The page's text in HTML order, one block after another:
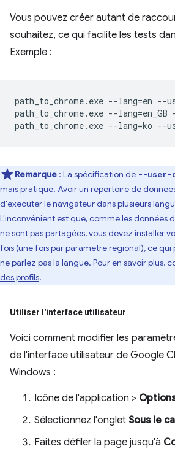
Vous pouvez créer autant de
souhaitez, ce qui facilite les tests
Exemple :
path_to_chrome.exe --lang=en
path_to_chrome.exe --
Remarque : La spécification de --user-
mais pratique. Avoir un répertoire de
d'exécuter le navigateur dans plusieurs
L'inconvénient est que, comme les données
ne sont pas partagées, vous devez installer
fois (une fois par paramètre régional), ce qui
ne parlez pas la langue. Pour en savoir plus,
des profils.
Utiliser l'interface utilisateur
Voici comment modifier les
de l'interface utilisateur de Google
Windows :
Icône de l'application >
Sélectionnez l'onglet Sous le
Faites défiler la page jusqu'à